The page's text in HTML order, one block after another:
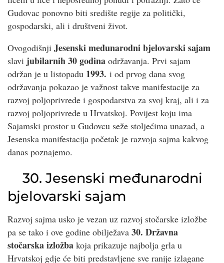
Gudovac ponovno biti središte regije za politički,
gospodarski, ali i društveni život.
Ovogodišnji Jesenski međunarodni bjelovarski sajam
slavi jubilarnih 30 godina održavanja. Prvi sajam
održan je u listopadu 1993. i od prvog dana svog
održavanja pokazao je važnost takve manifestacije za
razvoj poljoprivrede i gospodarstva za svoj kraj, ali i za
razvoj poljoprivrede u Hrvatskoj. Povijest koju ima
Sajamski prostor u Gudovcu seže stoljećima unazad, a
Jesenska manifestacija početak je razvoja sajma kakvog
danas poznajemo.
30. Jesenski međunarodni
bjelovarski sajam
Razvoj sajma usko je vezan uz razvoj stočarske izložbe
pa se tako i ove godine obilježava 30. Državna
stočarska izložba koja prikazuje najbolja grla u
Hrvatskoj gdje će biti predstavljene sve ranije izlagane